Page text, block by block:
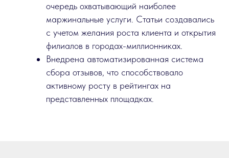
очередь охватывающий наиболее
маржинальные услуги. Статьи создавались
с учетом желания роста клиента и открытия
филиалов в городах-миллионниках.
Внедрена автоматизированная система
сбора отзывов, что способствовало
активному росту в рейтингах на
представленных площадках.